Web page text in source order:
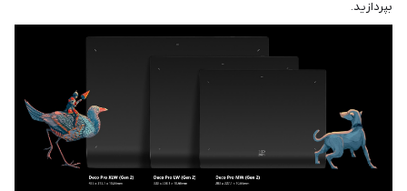
بپردازید.